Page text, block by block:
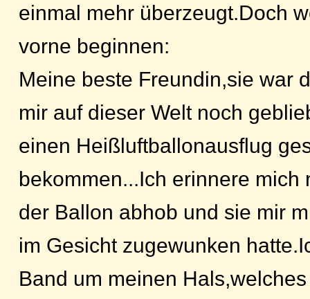
einmal mehr überzeugt.Doch
vorne beginnen:
Meine beste Freundin,sie war
mir auf dieser Welt noch
einen Heißluftballonausflug
bekommen...Ich erinnere mich
der Ballon abhob und sie mir
im Gesicht zugewunken
Band um meinen